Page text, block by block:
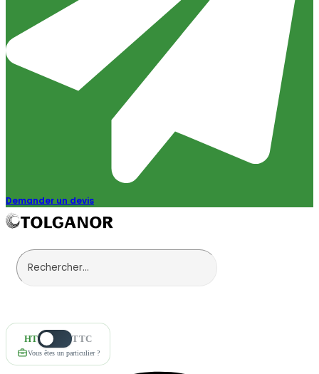
Demander un devis
HT TTC
Vous êtes un particulier ?